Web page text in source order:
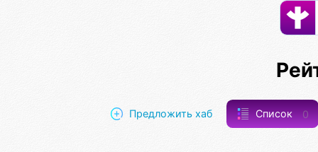
Предложить хаб Список 0